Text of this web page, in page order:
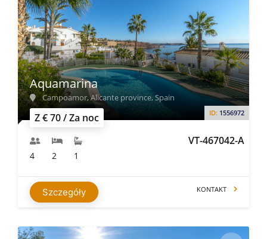
Z € 70 / Za noc ID: 1556972
VT-467042-A
Aquamarina
Campoamor, Alicante province, Spain
4 2 1
Szczegóły KONTAKT